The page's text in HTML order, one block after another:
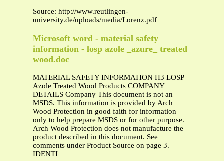
Source: http://www.reutlingen-
university.de/uploads/media/Lorenz.pdf
Microsoft word - material safety
information - losp azole _azure_ treated
wood.doc
MATERIAL SAFETY INFORMATION H3 LOSP
Azole Treated Wood Products COMPANY
DETAILS Company This document is not an
MSDS. This information is provided by Arch
Wood Protection in good faith for information
only to help prepare MSDS or for other purpose.
Arch Wood Protection does not manufacture the
product described in this document. See
comments under Product Source on page 3.
IDENTI